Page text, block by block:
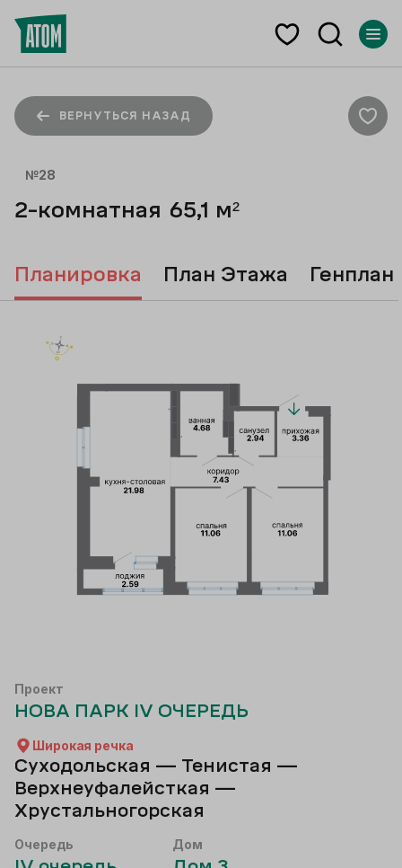
ВЕРНУТЬСЯ НАЗАД
№28
2-комнатная 65,1 м²
Проект
НОВА ПАРК IV ОЧЕРЕДЬ
Широкая речка
Суходольская — Тенистая —
Верхнеуфалейсткая —
Хрустальногорская
Очередь Дом
Планировка План Этажа Генплан